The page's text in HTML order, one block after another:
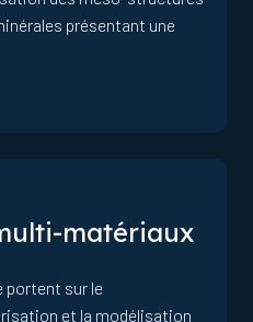
présentant une
matériaux
portent sur le
et la modélisation